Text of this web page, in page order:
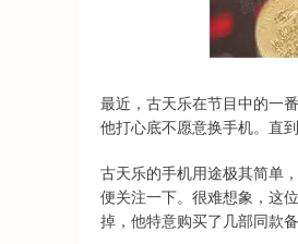
最近，古天乐在节目中的一
他打心底不愿意换手机。直
古天乐的手机用途极其简单
便关注一下。很难想象，这
掉，他特意购买了几部同款备